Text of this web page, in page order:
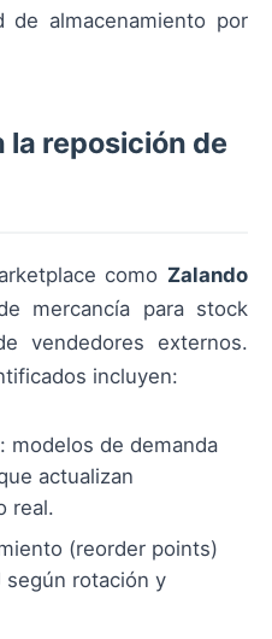
de almacenamiento por
la reposición de
como Zalando
mercancía para stock
vendedores externos.
incluyen:
modelos de demanda
actualizan
real.
(reorder points)
según rotación y